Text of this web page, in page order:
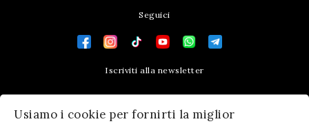
Usiamo i cookie per fornirti la miglior
Seguici
Iscriviti alla newsletter
Contatti